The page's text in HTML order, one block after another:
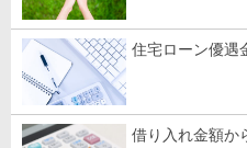
住宅ローン優遇
借り入れ金額か